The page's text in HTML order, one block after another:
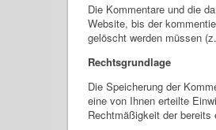
Die Kommentare und die
Website, bis der
gelöscht werden müssen
Rechtsgrundlage
Die Speicherung der
eine von Ihnen erteilte
Rechtmäßigkeit der bereits